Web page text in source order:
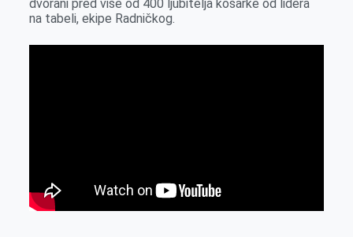
k
e
n
p
dvorani pred više od 400 ljubitelja košarke od lidera
na tabeli, ekipe Radničkog.